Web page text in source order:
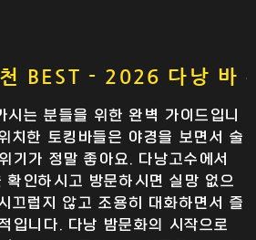
BEST - 2026 다낭 바
시는 분들을 위한 완벽 가이드입니
치한 토킹바들은 야경을 보면서 술
기가 정말 좋아요. 다낭고수에서
확인하시고 방문하시면 실망 없으
끄럽지 않고 조용히 대화하면서 즐
입니다. 다낭 밤문화의 시작으로